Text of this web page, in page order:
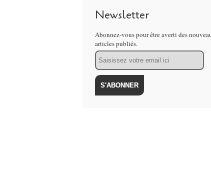
Newsletter
Abonnez-vous pour être averti des
articles publiés.
Email